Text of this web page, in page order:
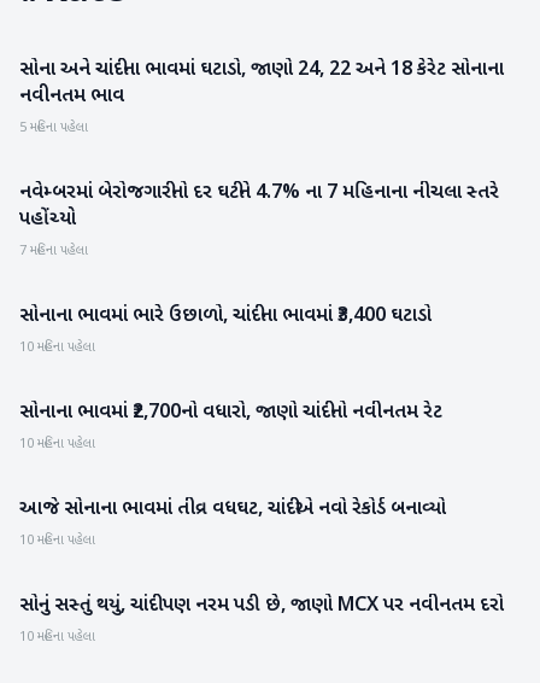
બિઝનેસ
સોના અને ચાંદીના ભાવમાં ઘટાડો, જાણો 24, 22 અને 18 કેરેટ સોનાના
નવીનતમ ભાવ
5 મહિના પહેલા
રાષ્ટ્રીય
નવેમ્બરમાં બેરોજગારીનો દર ઘટીને 4.7% ના 7 મહિનાના નીચલા સ્તરે
પહોંચ્યો
7 મહિના પહેલા
બિઝનેસ
સોનાના ભાવમાં ભારે ઉછાળો, ચાંદીના ભાવમાં ₹3,400 ઘટાડો
10 મહિના પહેલા
બિઝનેસ
સોનાના ભાવમાં ₹2,700નો વધારો, જાણો ચાંદીનો નવીનતમ રેટ
10 મહિના પહેલા
બિઝનેસ
આજે સોનાના ભાવમાં તીવ્ર વધઘટ, ચાંદીએ નવો રેકોર્ડ બનાવ્યો
10 મહિના પહેલા
બિઝનેસ
સોનું સસ્તું થયું, ચાંદી પણ નરમ પડી છે, જાણો MCX પર નવીનતમ દરો
10 મહિના પહેલા